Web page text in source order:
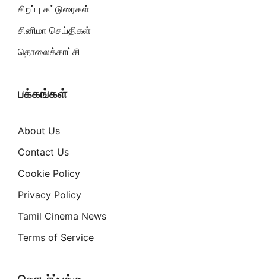
சிறப்பு கட்டுரைகள்
சினிமா செய்திகள்
தொலைக்காட்சி
பக்கங்கள்
About Us
Contact Us
Cookie Policy
Privacy Policy
Tamil Cinema News
Terms of Service